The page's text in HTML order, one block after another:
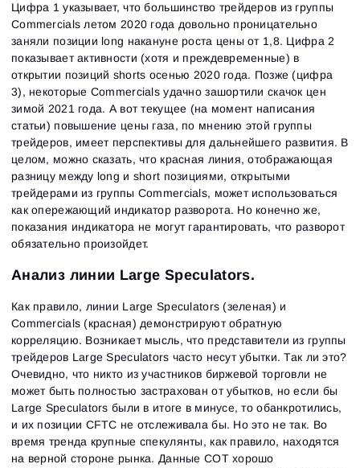
Цифра 1 указывает, что большинство трейдеров из группы
Commercials летом 2020 года довольно проницательно
заняли позиции long накануне роста цены от 1,8. Цифра 2
показывает активности (хотя и преждевременные) в
открытии позиций shorts осенью 2020 года. Позже (цифра
3), некоторые Commercials удачно зашортили скачок цен
зимой 2021 года. А вот текущее (на момент написания
статьи) повышение цены газа, по мнению этой группы
трейдеров, имеет перспективы для дальнейшего развития. В
целом, можно сказать, что красная линия, отображающая
разницу между long и short позициями, открытыми
трейдерами из группы Commercials, может использоваться
как опережающий индикатор разворота. Но конечно же,
показания индикатора не могут гарантировать, что разворот
обязательно произойдет.
Анализ линии Large Speculators.
Как правило, линии Large Speculators (зеленая) и
Commercials (красная) демонстрируют обратную
корреляцию. Возникает мысль, что представители из группы
трейдеров Large Speculators часто несут убытки. Так ли это?
Очевидно, что никто из участников биржевой торговли не
может быть полностью застрахован от убытков, но если бы
Large Speculators были в итоге в минусе, то обанкротились,
и их позиции CFTC не отслеживала бы. Но это не так. Во
время тренда крупные спекулянты, как правило, находятся
на верной стороне рынка. Данные COT хорошо